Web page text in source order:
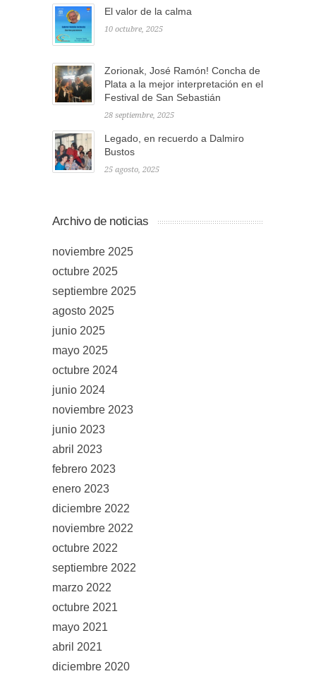
El valor de la calma
10 octubre, 2025
Zorionak, José Ramón! Concha de
Plata a la mejor interpretación en el
Festival de San Sebastián
28 septiembre, 2025
Legado, en recuerdo a Dalmiro
Bustos
25 agosto, 2025
Archivo de noticias
noviembre 2025
octubre 2025
septiembre 2025
agosto 2025
junio 2025
mayo 2025
octubre 2024
junio 2024
noviembre 2023
junio 2023
abril 2023
febrero 2023
enero 2023
diciembre 2022
noviembre 2022
octubre 2022
septiembre 2022
marzo 2022
octubre 2021
mayo 2021
abril 2021
diciembre 2020